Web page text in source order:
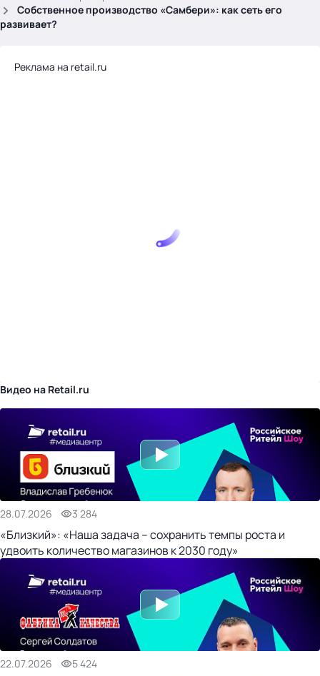
Собственное производство «Самбери»: как сеть его
развивает?
Реклама на retail.ru
Видео на Retail.ru
28.07.2026 3 284
«Близкий»: «Наша задача – сохранить темпы роста и
удвоить количество магазинов к 2030 году»
22.07.2026 5 424